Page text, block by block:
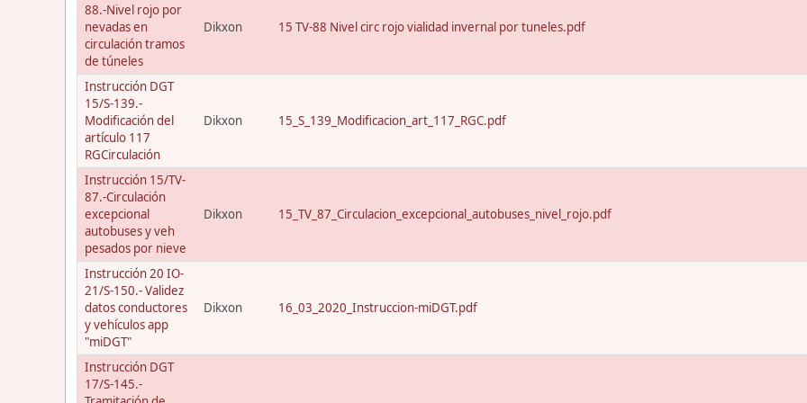
88.-Nivel rojo por
nevadas en
circulación tramos
de túneles
Dikxon 15 TV-88 Nivel circ rojo vialidad invernal por tuneles.pdf
Instrucción DGT
15/S-139.-
Modificación del
artículo 117
RGCirculación
Dikxon 15_S_139_Modificacion_art_117_RGC.pdf
Instrucción 15/TV-
87.-Circulación
excepcional
autobuses y veh
pesados por nieve
Dikxon 15_TV_87_Circulacion_excepcional_autobuses_nivel_rojo.pdf
Instrucción 20 IO-
21/S-150.- Validez
datos conductores
y vehículos app
"miDGT"
Dikxon 16_03_2020_Instruccion-miDGT.pdf
Instrucción DGT
17/S-145.-